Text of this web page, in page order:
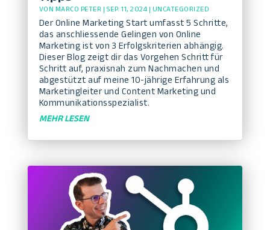
VON MARCO PETER |SEP. 11, 2024| UNCATEGORIZED
Der Online Marketing Start umfasst 5 Schritte,
das anschliessende Gelingen von Online
Marketing ist von 3 Erfolgskriterien abhängig.
Dieser Blog zeigt dir das Vorgehen Schritt für
Schritt auf, praxisnah zum Nachmachen und
abgestützt auf meine 10-jährige Erfahrung als
Marketingleiter und Content Marketing und
Kommunikationsspezialist.
MEHR LESEN